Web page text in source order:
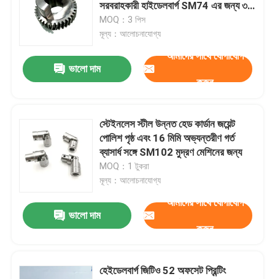
সরবরাহকারী হাইডেলবার্গ SM74 এর জন্য ৩
পিস
MOQ：3 পিস
মূল্য：আলোচনাযোগ্য
ভালো দাম
আমাদের সাথে যোগাযোগ
করুন
স্টেইনলেস স্টীল উন্নত হেড কার্ডান জয়েন্ট
পোলিশ পৃষ্ঠ এবং 16 মিমি অভ্যন্তরীণ গর্ত
ব্যাসার্ধ সঙ্গে SM102 মুদ্রণ মেশিনের জন্য
MOQ：1 টুকরা
মূল্য：আলোচনাযোগ্য
ভালো দাম
আমাদের সাথে যোগাযোগ
করুন
হেইডেলবার্গ জিটিও 52 অফসেট প্রিন্টিং